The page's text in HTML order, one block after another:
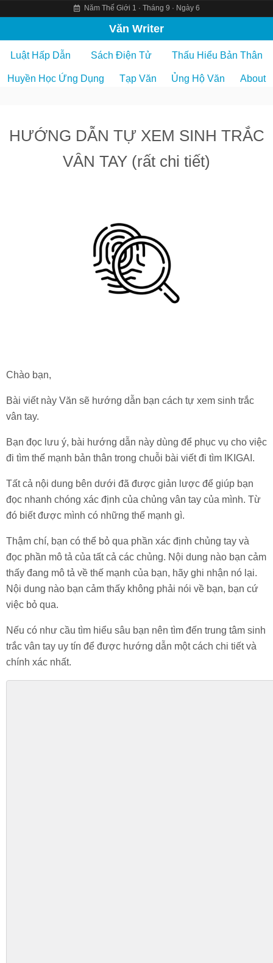
Năm Thế Giới 1 · Tháng 9 · Ngày 6
k
Văn Writer
Luật Hấp Dẫn Sách Điện Tử Thấu Hiểu Bản Thân
Huyền Học Ứng Dụng Tạp Văn Ủng Hộ Văn About
HƯỚNG DẪN TỰ XEM SINH TRẮC
VÂN TAY (rất chi tiết)
Chào bạn,
Bài viết này Văn sẽ hướng dẫn bạn cách tự xem sinh trắc
vân tay.
Bạn đọc lưu ý, bài hướng dẫn này dùng để phục vụ cho việc
đi tìm thế mạnh bản thân trong chuỗi bài viết đi tìm IKIGAI.
Tất cả nội dung bên dưới đã được giản lược để giúp bạn
đọc nhanh chóng xác định của chủng vân tay của mình. Từ
đó biết được mình có những thế mạnh gì.
Thậm chí, bạn có thể bỏ qua phần xác định chủng tay và
đọc phần mô tả của tất cả các chủng. Nội dung nào bạn cảm
thấy đang mô tả về thế mạnh của bạn, hãy ghi nhận nó lại.
Nội dung nào bạn cảm thấy không phải nói về bạn, bạn cứ
việc bỏ qua.
Nếu có như cầu tìm hiểu sâu bạn nên tìm đến trung tâm sinh
trắc vân tay uy tín để được hướng dẫn một cách chi tiết và
chính xác nhất.